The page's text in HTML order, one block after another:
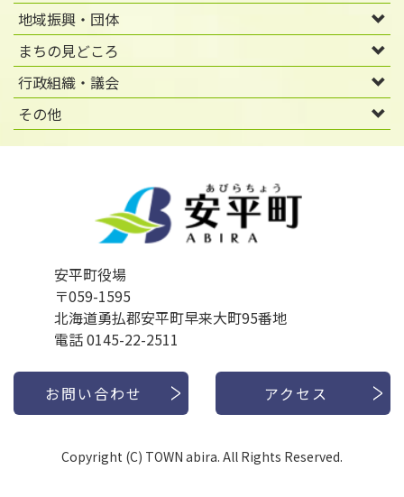
地域振興・団体
まちの見どころ
行政組織・議会
その他
安平町役場
〒059-1595
北海道勇払郡安平町早来大町95番地
電話 0145-22-2511
お問い合わせ アクセス
Copyright (C) TOWN abira. All Rights Reserved.